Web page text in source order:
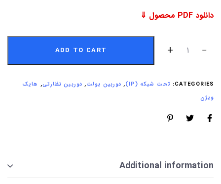
دانلود PDF محصول ⇓
ADD TO CART
CATEGORIES: تحت شبکه (IP) , دوربین بولت, دوربین نظارتی, هایک
ویژن
Additional information